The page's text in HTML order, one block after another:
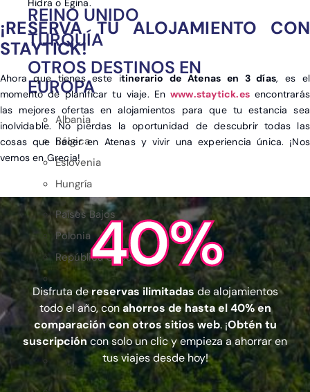
REINO UNIDO
TURQUÍA
OTROS DESTINOS EN
EUROPA
Albania
Bélgica
Eslovenia
Hungría
Países Bajos
Polonia
República Checa
Hidra o Egina.
¡RESERVA TU ALOJAMIENTO CON
STAYTICK!
Ahora que tienes este itinerario de Atenas en 3 días, es el
momento de planificar tu viaje. En www.staytick.esencontrarás
las mejores ofertas en alojamientos para que tu estancia sea
inolvidable. No pierdas la oportunidad de descubrir todas las
cosas que hacer en Atenas y vivir una experiencia única. ¡Nos
vemos en Grecia!
40%
Disfruta dereservas ilimitadas de alojamientos
todo el año, conahorros de hasta el 40% en
comparación con otros sitios web. ¡Obtén tu
suscripcióncon solo un clic y empieza a ahorrar en
tus viajes desde hoy!